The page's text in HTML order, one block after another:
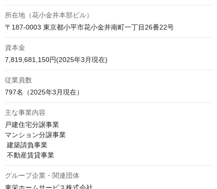
所在地（花小金井本部ビル）
〒187-0003 東京都小平市花小金井南町一丁目26番22号
資本金
7,819,681,150円(2025年3月現在)
従業員数
797名（2025年3月現在）
主な事業内容
戸建住宅分譲事業
マンション分譲事業
不動産賃貸事業
グループ企業・関連団体